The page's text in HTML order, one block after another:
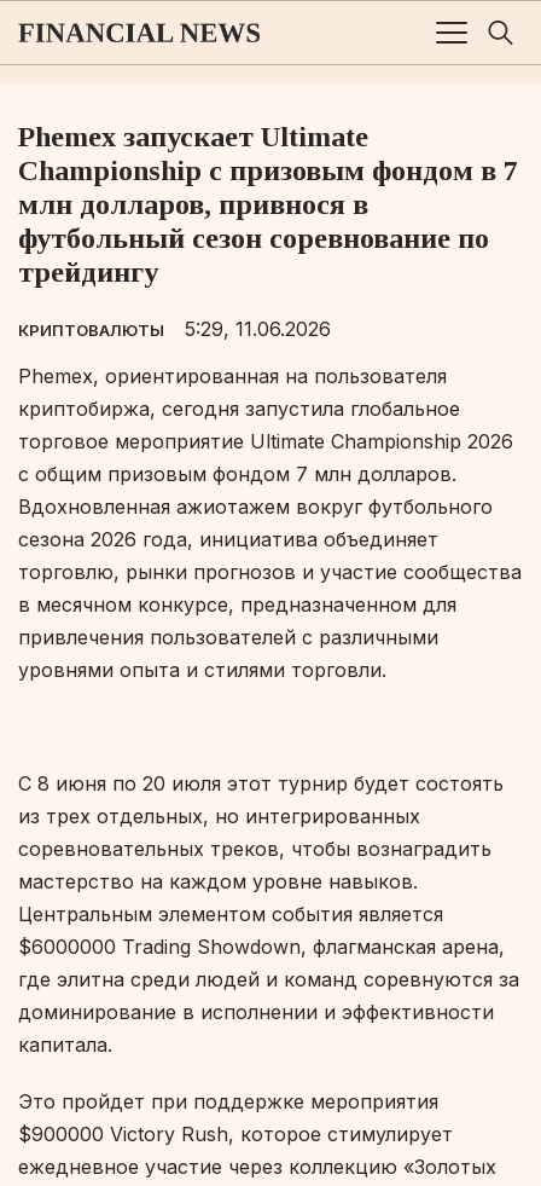
Phemex запускает Ultimate
Championship с призовым фондом в 7
млн долларов, привнося в
футбольный сезон соревнование по
трейдингу
КРИПТОВАЛЮТЫ
5:29, 11.06.2026
Phemex, ориентированная на пользователя
криптобиржа, сегодня запустила глобальное
торговое мероприятие Ultimate Championship 2026
с общим призовым фондом 7 млн долларов.
Вдохновленная ажиотажем вокруг футбольного
сезона 2026 года, инициатива объединяет
торговлю, рынки прогнозов и участие сообщества
в месячном конкурсе, предназначенном для
привлечения пользователей с различными
уровнями опыта и стилями торговли.
С 8 июня по 20 июля этот турнир будет состоять
из трех отдельных, но интегрированных
соревновательных треков, чтобы вознаградить
мастерство на каждом уровне навыков.
Центральным элементом события является
$6000000 Trading Showdown, флагманская арена,
где элитна среди людей и команд соревнуются за
доминирование в исполнении и эффективности
капитала.
Это пройдет при поддержке мероприятия
$900000 Victory Rush, которое стимулирует
ежедневное участие через коллекцию «Золотых